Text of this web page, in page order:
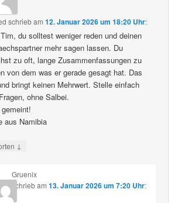
schriebam12. Januar 2026 um 18:20 Uhr:
du solltest weniger reden und deinen
mehr sagen lassen. Du
zu oft, lange Zusammenfassungen zu
von dem was er gerade gesagt hat. Das
bringt keinen Mehrwert. Stelle einfach
ohne Salbei.
aus Namibia
↓
Gruenix
schriebam 13. Januar 2026 um 7:20 Uhr: